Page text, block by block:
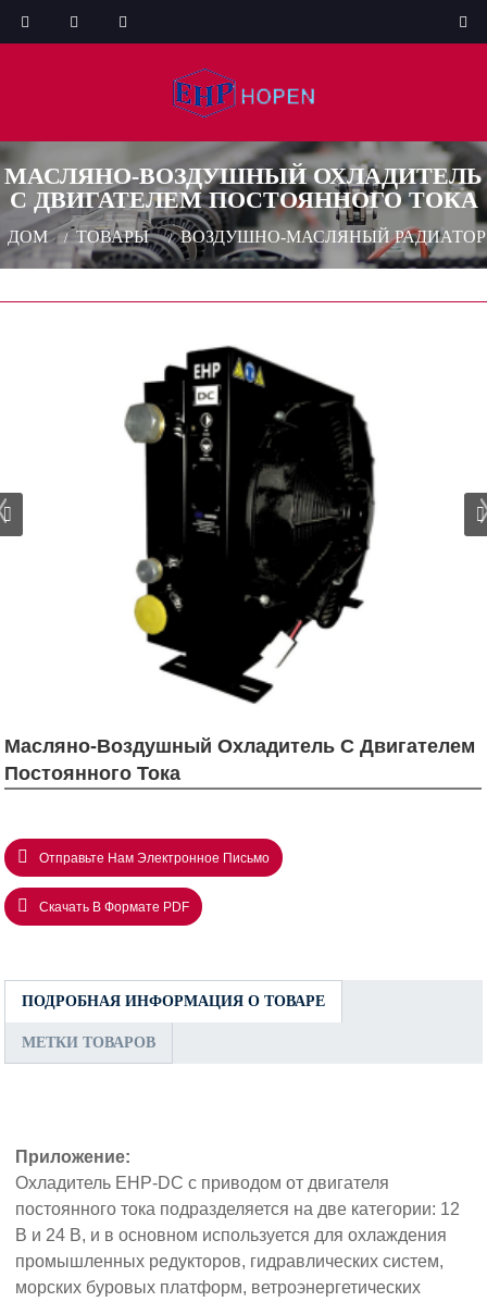
МАСЛЯНО-ВОЗДУШНЫЙ ОХЛАДИТЕЛЬ
С ДВИГАТЕЛЕМ ПОСТОЯННОГО ТОКА
ДОМ ТОВАРЫ ВОЗДУШНО-МАСЛЯНЫЙ РАДИАТОР
Масляно-Воздушный Охладитель С Двигателем
Постоянного Тока
Отправьте Нам Электронное Письмо
Скачать В Формате PDF
ПОДРОБНАЯ ИНФОРМАЦИЯ О ТОВАРЕ
МЕТКИ ТОВАРОВ
Приложение:
Охладитель EHP-DC с приводом от двигателя
постоянного тока подразделяется на две категории: 12
В и 24 В, и в основном используется для охлаждения
промышленных редукторов, гидравлических систем,
морских буровых платформ, ветроэнергетических